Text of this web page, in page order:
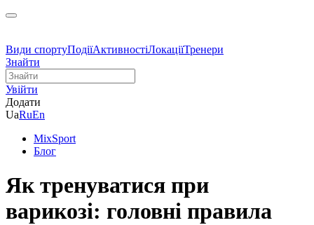
Види спортуПодіїАктивностіЛокаціїТренери
Знайти
Увійти
Додати
UaRuEn
MixSport
Блог
Як тренуватися при
варикозі: головні правила